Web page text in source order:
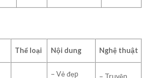
Thể loại Nội dung Nghệ thuật
– Vẻ đẹp
– Truyện